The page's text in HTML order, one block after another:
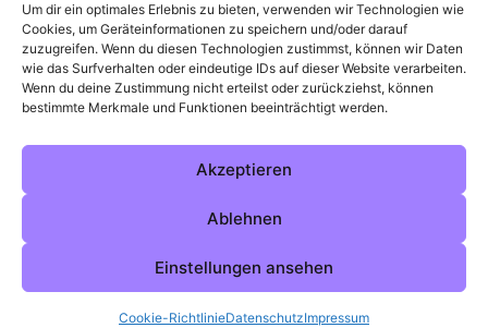
Um dir ein optimales Erlebnis zu bieten, verwenden wir Technologien wie
Cookies, um Geräteinformationen zu speichern und/oder darauf
zuzugreifen. Wenn du diesen Technologien zustimmst, können wir Daten
wie das Surfverhalten oder eindeutige IDs auf dieser Website verarbeiten.
Wenn du deine Zustimmung nicht erteilst oder zurückziehst, können
bestimmte Merkmale und Funktionen beeinträchtigt werden.
Akzeptieren
Ablehnen
Einstellungen ansehen
Cookie-RichtlinieDatenschutzImpressum
© 2025 Deine Welt der Office-Vorlagen
Alle VorlagenÜber unsKontakt
DatenschutzCookies